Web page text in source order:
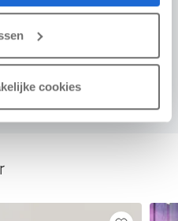
cookies
van uw auto